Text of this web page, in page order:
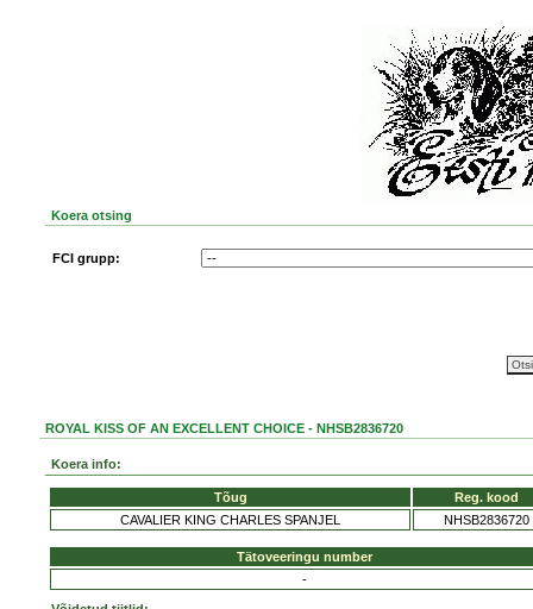
Koera otsing
FCI grupp:
ROYAL KISS OF AN EXCELLENT CHOICE - NHSB2836720
Koera info:
Tõug
Reg. kood
CAVALIER KING CHARLES SPANJEL
NHSB2836720
Tätoveeringu number
-